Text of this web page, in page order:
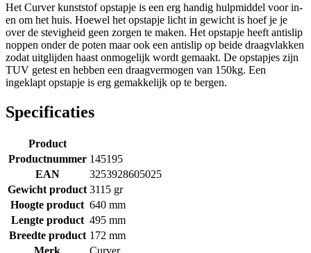
Het Curver kunststof opstapje is een erg handig hulpmiddel voor in-
en om het huis. Hoewel het opstapje licht in gewicht is hoef je je
over de stevigheid geen zorgen te maken. Het opstapje heeft antislip
noppen onder de poten maar ook een antislip op beide draagvlakken
zodat uitglijden haast onmogelijk wordt gemaakt. De opstapjes zijn
TUV getest en hebben een draagvermogen van 150kg. Een
ingeklapt opstapje is erg gemakkelijk op te bergen.
Specificaties
Product
Productnummer 145195
EAN
3253928605025
Gewicht product 3115 gr
Hoogte product 640 mm
Lengte product 495 mm
Breedte product 172 mm
Merk
Curver